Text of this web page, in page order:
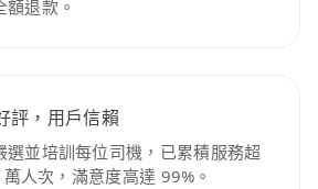
額退款。
評，用戶信賴
選並培訓每位司機，已累積服務超
人次，滿意度高達 99%。